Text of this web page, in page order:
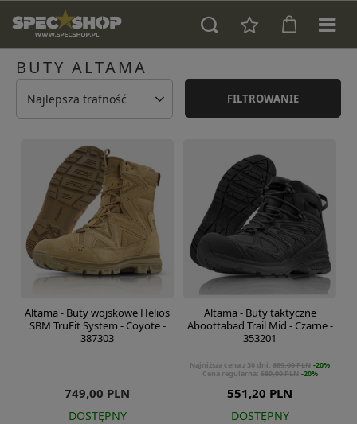
BUTY ALTAMA
Najlepsza trafność FILTROWANIE
Altama - Buty wojskowe Helios
SBM TruFit System - Coyote -
387303
749,00 PLN
DOSTĘPNY
Altama - Buty taktyczne
Aboottabad Trail Mid - Czarne -
353201
551,20 PLN
Najniższa cena z 30 dni: 689,00 PLN -20%
Cena regularna: 689,00 PLN -20%
DOSTĘPNY